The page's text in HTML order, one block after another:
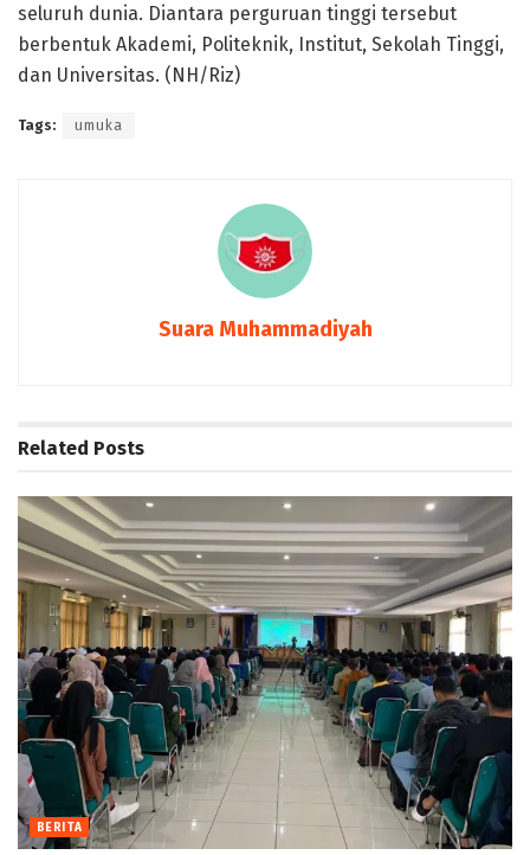
seluruh dunia. Diantara perguruan tinggi tersebut
berbentuk Akademi, Politeknik, Institut, Sekolah Tinggi,
dan Universitas. (NH/Riz)
Tags: umuka
Suara Muhammadiyah
Related Posts
BERITA